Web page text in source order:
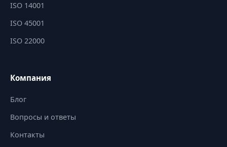
ISO 14001
ISO 45001
ISO 22000
Компания
Блог
Вопросы и ответы
Контакты